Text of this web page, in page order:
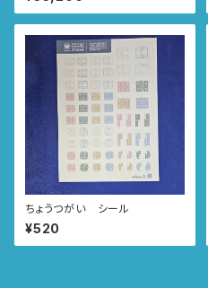
ちょうつがい シール
¥520